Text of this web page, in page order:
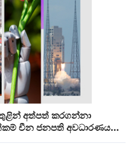
චීන ජනපති අවධාරණය